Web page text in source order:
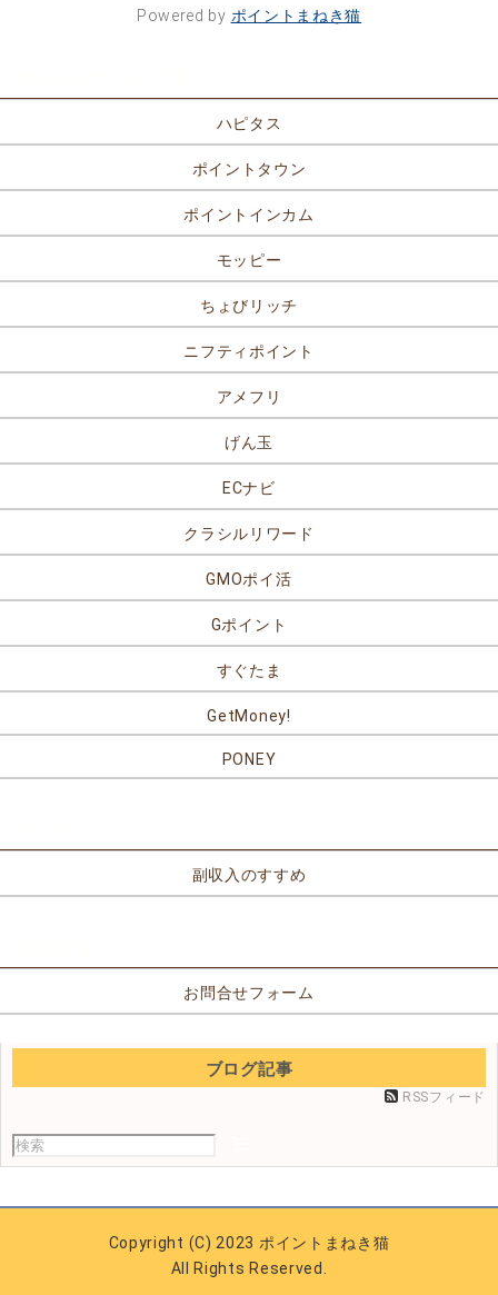
Powered by ポイントまねき猫
ハピタス
ポイントタウン
ポイントインカム
モッピー
ちょびリッチ
ニフティポイント
アメフリ
げん玉
ECナビ
クラシルリワード
GMOポイ活
Gポイント
すぐたま
GetMoney!
PONEY
副収入のすすめ
お問合せフォーム
ブログ記事
RSSフィード
Copyright (C) 2023 ポイントまねき猫
All Rights Reserved.